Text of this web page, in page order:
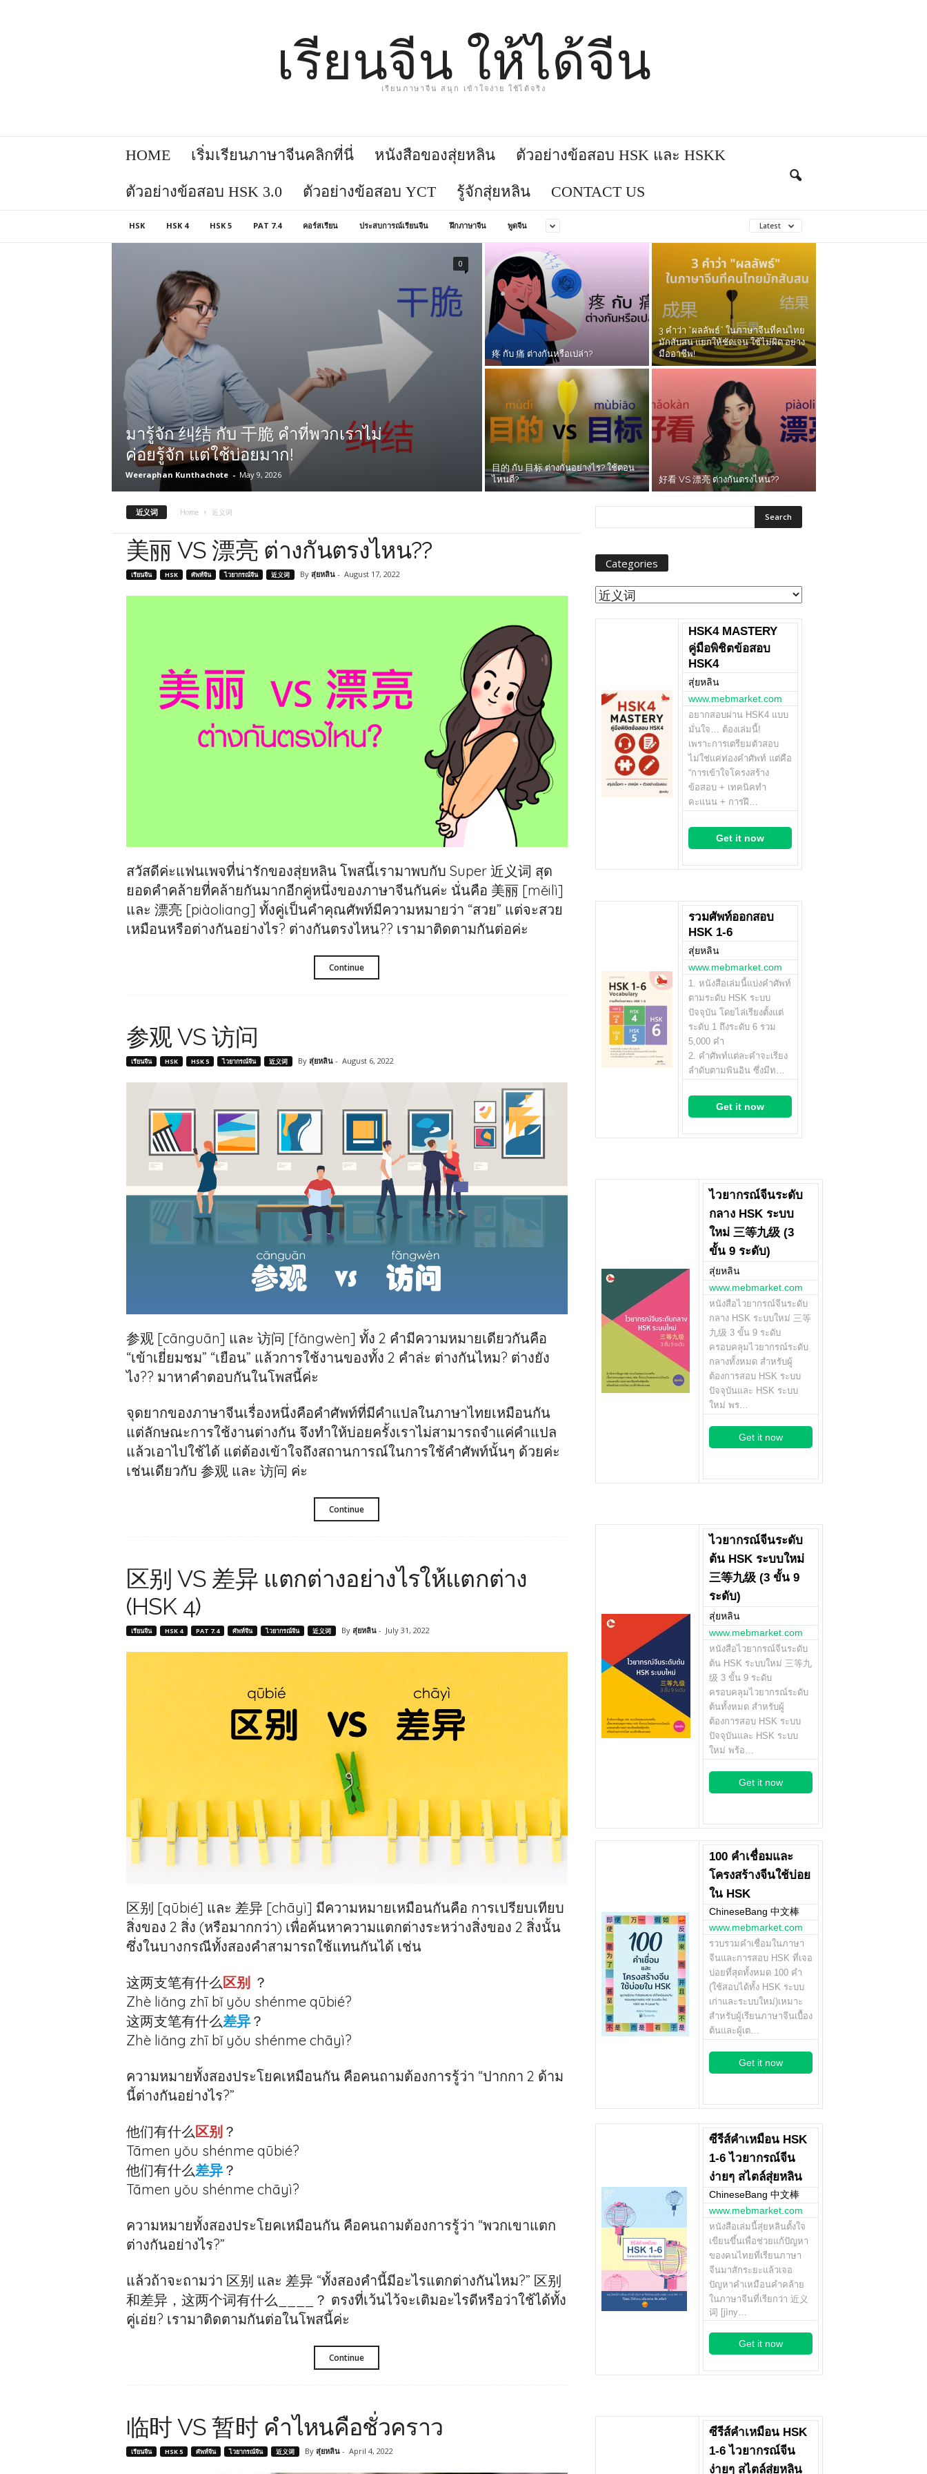
เรียนจีน ให้ได้จีน
เรียนภาษาจีน สนุก เข้าใจง่าย ใช้ได้จริง
HOME เริ่มเรียนภาษาจีนคลิกที่นี่ หนังสือของสุ่ยหลิน ตัวอย่างข้อสอบ HSK และ HSKK
ตัวอย่างข้อสอบ HSK 3.0 ตัวอย่างข้อสอบ YCT รู้จักสุ่ยหลิน CONTACT US
HSK HSK 4 HSK 5 PAT 7.4 คอร์สเรียน ประสบการณ์เรียนจีน ฝึกภาษาจีน พูดจีน Latest
มารู้จัก 纠结 กับ 干脆 คำที่พวกเราไม่
ค่อยรู้จัก แต่ใช้บ่อยมาก!
Weeraphan Kunthachote - May 9, 2026
0
疼 กับ 痛 ต่างกันหรือเปล่า?
3 คำว่า “ผลลัพธ์” ในภาษาจีนที่คนไทย
มักสับสน แยกให้ชัดเจน ใช้ไม่ผิด อย่าง
มืออาชีพ!
目的 กับ 目标 ต่างกันอย่างไร? ใช้ตอน
ไหนดี?
好看 VS 漂亮 ต่างกันตรงไหน??
近义词 Home 近义词
美丽 VS 漂亮 ต่างกันตรงไหน??
เรียนจีน HSK ศัพท์จีน ไวยากรณ์จีน 近义词 By สุ่ยหลิน- August 17, 2022
สวัสดีค่ะแฟนเพจที่น่ารักของสุ่ยหลิน โพสนี้เรามาพบกับ Super 近义词 สุด
ยอดคำคล้ายที่คล้ายกันมากอีกคู่หนึ่งของภาษาจีนกันค่ะ นั่นคือ 美丽 [měilì]
และ 漂亮 [piàoliang] ทั้งคู่เป็นคำคุณศัพท์มีความหมายว่า “สวย” แต่จะสวย
เหมือนหรือต่างกันอย่างไร? ต่างกันตรงไหน?? เรามาติดตามกันต่อค่ะ
Continue
参观 VS 访问
เรียนจีน HSK HSK 5 ไวยากรณ์จีน 近义词 By สุ่ยหลิน- August 6, 2022
参观 [cānguān] และ 访问 [fǎngwèn] ทั้ง 2 คำมีความหมายเดียวกันคือ
“เข้าเยี่ยมชม” “เยือน” แล้วการใช้งานของทั้ง 2 คำล่ะ ต่างกันไหม? ต่างยัง
ไง?? มาหาคำตอบกันในโพสนี้ค่ะ
จุดยากของภาษาจีนเรื่องหนึ่งคือคำศัพท์ที่มีคำแปลในภาษาไทยเหมือนกัน
แต่ลักษณะการใช้งานต่างกัน จึงทำให้บ่อยครั้งเราไม่สามารถจำแค่คำแปล
แล้วเอาไปใช้ได้ แต่ต้องเข้าใจถึงสถานการณ์ในการใช้คำศัพท์นั้นๆ ด้วยค่ะ
เช่นเดียวกับ 参观 และ 访问 ค่ะ
Continue
区别 VS 差异 แตกต่างอย่างไรให้แตกต่าง
(HSK 4)
เรียนจีน HSK 4 PAT 7.4 ศัพท์จีน ไวยากรณ์จีน 近义词 By สุ่ยหลิน- July 31, 2022
区别 [qūbié] และ 差异 [chāyì] มีความหมายเหมือนกันคือ การเปรียบเทียบ
สิ่งของ 2 สิ่ง (หรือมากกว่า) เพื่อค้นหาความแตกต่างระหว่างสิ่งของ 2 สิ่งนั้น
ซึ่งในบางกรณีทั้งสองคำสามารถใช้แทนกันได้ เช่น
这两支笔有什么区别 ？
Zhè liǎng zhī bǐ yǒu shénme qūbié?
这两支笔有什么差异？
Zhè liǎng zhī bǐ yǒu shénme chāyì?
ความหมายทั้งสองประโยคเหมือนกัน คือคนถามต้องการรู้ว่า “ปากกา 2 ด้าม
นี้ต่างกันอย่างไร?”
他们有什么区别 ？
Tāmen yǒu shénme qūbié?
他们有什么差异？
Tāmen yǒu shénme chāyì?
ความหมายทั้งสองประโยคเหมือนกัน คือคนถามต้องการรู้ว่า “พวกเขาแตก
ต่างกันอย่างไร?”
แล้วถ้าจะถามว่า 区别 และ 差异 “ทั้งสองคำนี้มีอะไรแตกต่างกันไหม?” 区别
和差异，这两个词有什么____？ ตรงที่เว้นไว้จะเติมอะไรดีหรือว่าใช้ได้ทั้ง
คู่เอ่ย? เรามาติดตามกันต่อในโพสนี้ค่ะ
Continue
临时 VS 暂时 คำไหนคือชั่วคราว
เรียนจีน HSK 5 ศัพท์จีน ไวยากรณ์จีน 近义词 By สุ่ยหลิน- April 4, 2022
Categories
Categories
HSK4 MASTERY
คู่มือพิชิตข้อสอบ
HSK4
สุ่ยหลิน
www.mebmarket.com
อยากสอบผ่าน HSK4 แบบ
มั่นใจ… ต้องเล่มนี้!
เพราะการเตรียมตัวสอบ
ไม่ใช่แค่ท่องคำศัพท์ แต่คือ
“การเข้าใจโครงสร้าง
ข้อสอบ + เทคนิคทำ
คะแนน + การฝึ…
Get it now
รวมศัพท์ออกสอบ
HSK 1-6
สุ่ยหลิน
www.mebmarket.com
1. หนังสือเล่มนี้แบ่งคำศัพท์
ตามระดับ HSK ระบบ
ปัจจุบัน โดยไล่เรียงตั้งแต่
ระดับ 1 ถึงระดับ 6 รวม
5,000 คำ
2. คำศัพท์แต่ละคำจะเรียง
ลำดับตามพินอิน ซึ่งมีท…
Get it now
ไวยากรณ์จีนระดับ
กลาง HSK ระบบ
ใหม่ 三等九级 (3
ขั้น 9 ระดับ)
สุ่ยหลิน
www.mebmarket.com
หนังสือไวยากรณ์จีนระดับ
กลาง HSK ระบบใหม่ 三等
九级 3 ขั้น 9 ระดับ
ครอบคลุมไวยากรณ์ระดับ
กลางทั้งหมด สำหรับผู้
ต้องการสอบ HSK ระบบ
ปัจจุบันและ HSK ระบบ
ใหม่ พร…
Get it now
ไวยากรณ์จีนระดับ
ต้น HSK ระบบใหม่
三等九级 (3 ขั้น 9
ระดับ)
สุ่ยหลิน
www.mebmarket.com
หนังสือไวยากรณ์จีนระดับ
ต้น HSK ระบบใหม่ 三等九
级 3 ขั้น 9 ระดับ
ครอบคลุมไวยากรณ์ระดับ
ต้นทั้งหมด สำหรับผู้
ต้องการสอบ HSK ระบบ
ปัจจุบันและ HSK ระบบ
ใหม่ พร้อ…
Get it now
100 คำเชื่อมและ
โครงสร้างจีนใช้บ่อย
ใน HSK
ChineseBang 中文棒
www.mebmarket.com
รวบรวมคำเชื่อมในภาษา
จีนและการสอบ HSK ที่เจอ
บ่อยที่สุดทั้งหมด 100 คำ
(ใช้สอบได้ทั้ง HSK ระบบ
เก่าและระบบใหม่)เหมาะ
สำหรับผู้เรียนภาษาจีนเบื้อง
ต้นและผู้เต…
Get it now
ซีรีส์คำเหมือน HSK
1-6 ไวยากรณ์จีน
ง่ายๆ สไตล์สุ่ยหลิน
ChineseBang 中文棒
www.mebmarket.com
หนังสือเล่มนี้สุ่ยหลินตั้งใจ
เขียนขึ้นเพื่อช่วยแก้ปัญหา
ของคนไทยที่เรียนภาษา
จีนมาสักระยะแล้วเจอ
ปัญหาคำเหมือนคำคล้าย
ในภาษาจีนที่เรียกว่า 近义
词 [jìny…
Get it now
ซีรีส์คำเหมือน HSK
1-6 ไวยากรณ์จีน
ง่ายๆ สไตล์สุ่ยหลิน